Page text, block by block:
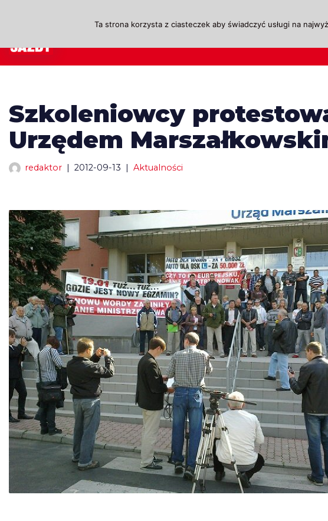
do
treści
Szkoleniowcy
Urzędem
redaktor 2012-09-13 Aktualności
Ta strona korzysta z ciasteczek aby świadczyć usługi na